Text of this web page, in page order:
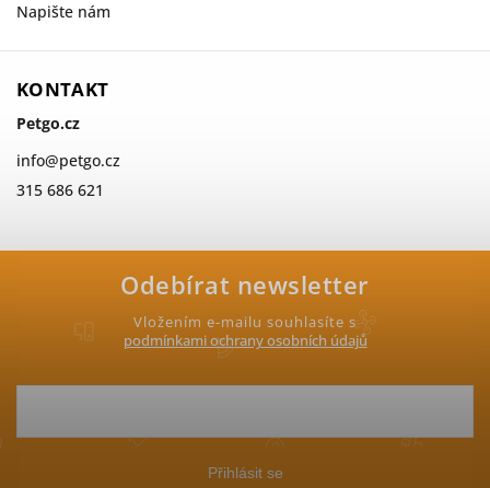
Odebírat newsletter
Vložením e-mailu souhlasíte s
podmínkami ochrany osobních údajů
Přihlásit se
Napište nám
KONTAKT
Petgo.cz
info@petgo.cz
315 686 621